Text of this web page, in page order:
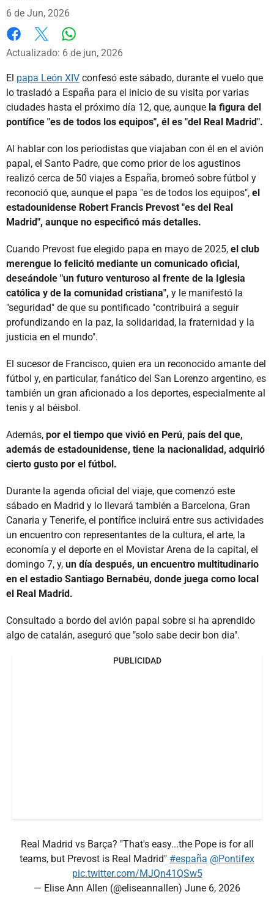
6 de Jun, 2026
Facebook
X
Actualizado: 6 de jun, 2026
El papa León XIV confesó este sábado, durante el vuelo que
lo trasladó a España para el inicio de su visita por varias
ciudades hasta el próximo día 12, que, aunque la figura del
pontífice "es de todos los equipos", él es "del Real Madrid".
Al hablar con los periodistas que viajaban con él en el avión
papal, el Santo Padre, que como prior de los agustinos
realizó cerca de 50 viajes a España, bromeó sobre fútbol y
reconoció que, aunque el papa "es de todos los equipos", el
estadounidense Robert Francis Prevost "es del Real
Madrid", aunque no especificó más detalles.
Cuando Prevost fue elegido papa en mayo de 2025, el club
merengue lo felicitó mediante un comunicado oficial,
deseándole "un futuro venturoso al frente de la Iglesia
católica y de la comunidad cristiana", y le manifestó la
"seguridad" de que su pontificado "contribuirá a seguir
profundizando en la paz, la solidaridad, la fraternidad y la
justicia en el mundo".
El sucesor de Francisco, quien era un reconocido amante del
fútbol y, en particular, fanático del San Lorenzo argentino, es
también un gran aficionado a los deportes, especialmente al
tenis y al béisbol.
Además, por el tiempo que vivió en Perú, país del que,
además de estadounidense, tiene la nacionalidad, adquirió
cierto gusto por el fútbol.
Durante la agenda oficial del viaje, que comenzó este
sábado en Madrid y lo llevará también a Barcelona, Gran
Canaria y Tenerife, el pontífice incluirá entre sus actividades
un encuentro con representantes de la cultura, el arte, la
economía y el deporte en el Movistar Arena de la capital, el
domingo 7, y, un día después, un encuentro multitudinario
en el estadio Santiago Bernabéu, donde juega como local
el Real Madrid.
Consultado a bordo del avión papal sobre si ha aprendido
algo de catalán, aseguró que "solo sabe decir bon dia".
PUBLICIDAD
Real Madrid vs Barça? "That's easy...the Pope is for all
teams, but Prevost is Real Madrid" #españa @Pontifex
pic.twitter.com/MJQn41QSw5
— Elise Ann Allen (@eliseannallen) June 6, 2026